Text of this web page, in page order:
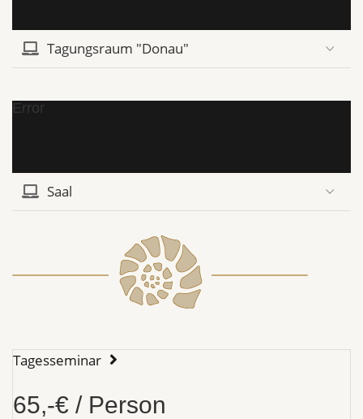
Tagungsraum "Donau"
Error
Saal
Tagesseminar
65,-€ / Person